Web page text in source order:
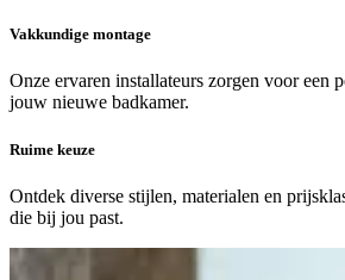
Vakkundige montage
Onze ervaren installateurs zorgen voor een
jouw nieuwe badkamer.
Ruime keuze
Ontdek diverse stijlen, materialen en
die bij jou past.